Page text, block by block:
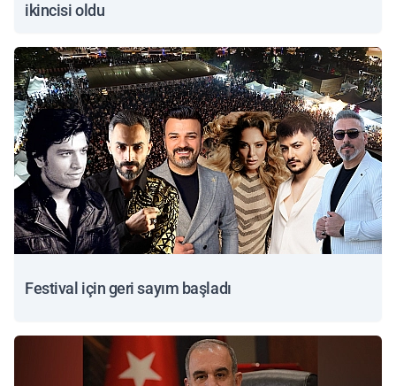
ikincisi oldu
Festival için geri sayım başladı